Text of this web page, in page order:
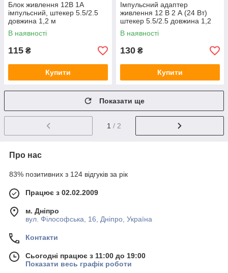
Блок живлення 12В 1А
імпульсний, штекер 5.5/2.5
довжина 1,2 м
В наявності
115 ₴
Купити
Імпульсний адаптер
живлення 12 В 2 А (24 Вт)
штекер 5.5/2.5 довжина 1,2
м, Q50, White
В наявності
130 ₴
Купити
Показати ще
1 / 2
Про нас
83% позитивних з 124 відгуків за рік
Працює з 02.02.2009
м. Дніпро
вул. Філософська, 16, Дніпро, Україна
Контакти
Сьогодні працює з 11:00 до 19:00
Показати весь графік роботи